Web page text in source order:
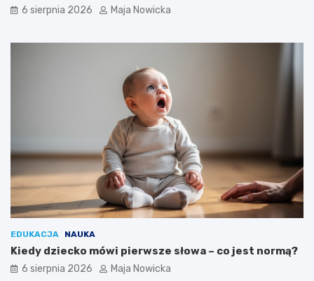
6 sierpnia 2026 Maja Nowicka
EDUKACJA NAUKA
Kiedy dziecko mówi pierwsze słowa – co jest normą?
6 sierpnia 2026 Maja Nowicka